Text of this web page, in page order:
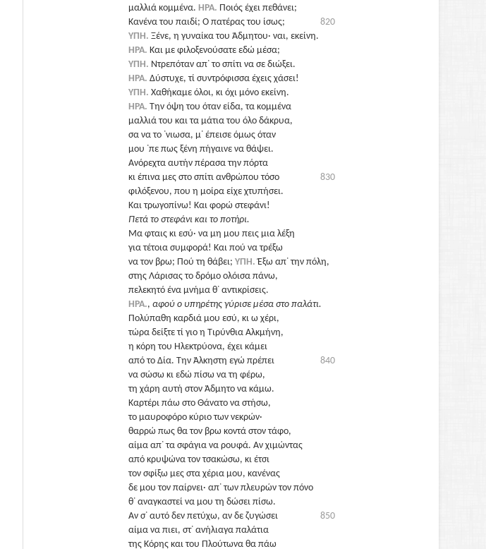
μαλλιά κομμένα. ΗΡΑ. Ποιός έχει πεθάνει;
820
Κανένα του παιδί; Ο πατέρας του ίσως;
ΥΠΗ. Ξένε, η γυναίκα του Άδμητου· ναι, εκείνη.
ΗΡΑ. Και με φιλοξενούσατε εδώ μέσα;
ΥΠΗ. Ντρεπόταν απ᾽ το σπίτι να σε διώξει.
ΗΡΑ. Δύστυχε, τί συντρόφισσα έχεις χάσει!
ΥΠΗ. Χαθήκαμε όλοι, κι όχι μόνο εκείνη.
ΗΡΑ. Την όψη του όταν είδα, τα κομμένα
μαλλιά του και τα μάτια του όλο δάκρυα,
σα να το ᾽νιωσα, μ᾽ έπεισε όμως όταν
μου ᾽πε πως ξένη πήγαινε να θάψει.
Ανόρεχτα αυτήν πέρασα την πόρτα
830
κι έπινα μες στο σπίτι ανθρώπου τόσο
φιλόξενου, που η μοίρα είχε χτυπήσει.
Και τρωγοπίνω! Και φορώ στεφάνι!
Πετά το στεφάνι και το ποτήρι.
Μα φταις κι εσύ· να μη μου πεις μια λέξη
για τέτοια συμφορά! Και πού να τρέξω
να τον βρω; Πού τη θάβει; ΥΠΗ.Έξω απ᾽ την πόλη,
στης Λάρισας το δρόμο ολόισα πάνω,
πελεκητό ένα μνήμα θ᾽ αντικρίσεις.
ΗΡΑ., αφού ο υπηρέτης γύρισε μέσα στο παλάτι.
Πολύπαθη καρδιά μου εσύ, κι ω χέρι,
τώρα δείξτε τί γιο η Τιρύνθια Αλκμήνη,
η κόρη του Ηλεκτρύονα, έχει κάμει
840
από το Δία. Την Άλκηστη εγώ πρέπει
να σώσω κι εδώ πίσω να τη φέρω,
τη χάρη αυτή στον Άδμητο να κάμω.
Καρτέρι πάω στο Θάνατο να στήσω,
το μαυροφόρο κύριο των νεκρών·
θαρρώ πως θα τον βρω κοντά στον τάφο,
αίμα απ᾽ τα σφάγια να ρουφά. Αν χιμώντας
από κρυψώνα τον τσακώσω, κι έτσι
τον σφίξω μες στα χέρια μου, κανένας
δε μου τον παίρνει· απ᾽ των πλευρών τον πόνο
θ᾽ αναγκαστεί να μου τη δώσει πίσω.
850
Αν σ᾽ αυτό δεν πετύχω, αν δε ζυγώσει
αίμα να πιει, στ᾽ ανήλιαγα παλάτια
της Κόρης και του Πλούτωνα θα πάω